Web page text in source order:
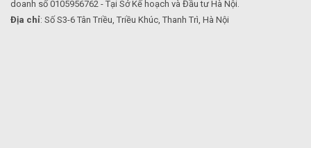
doanh số 0105956762 - Tại Sở Kế hoạch và Đầu tư Hà Nội.
Địa chỉ: Số S3-6 Tân Triều, Triều Khúc, Thanh Trì, Hà Nội